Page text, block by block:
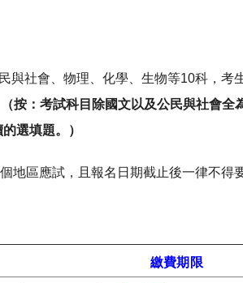
社會、物理、化學、生物等10科，考
（按：考試科目除國文以及公民與社會全
選填題。）
地區應試，且報名日期截止後一律不得
繳費期限